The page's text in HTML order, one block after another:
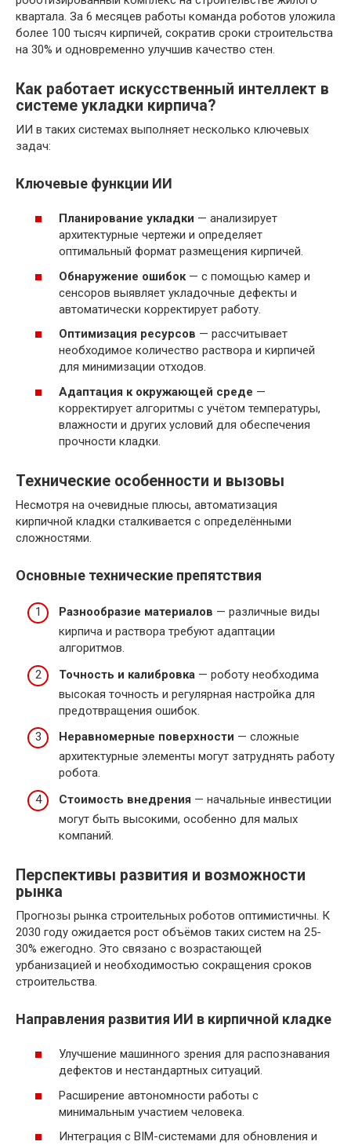
квартала. За 6 месяцев работы команда роботов уложила
более 100 тысяч кирпичей, сократив сроки строительства
на 30% и одновременно улучшив качество стен.
Как работает искусственный интеллект в
системе укладки кирпича?
ИИ в таких системах выполняет несколько ключевых
задач:
Ключевые функции ИИ
Планирование укладки — анализирует
архитектурные чертежи и определяет
оптимальный формат размещения кирпичей.
Обнаружение ошибок— с помощью камер и
сенсоров выявляет укладочные дефекты и
автоматически корректирует работу.
Оптимизация ресурсов — рассчитывает
необходимое количество раствора и кирпичей
для минимизации отходов.
Адаптация к окружающей среде —
корректирует алгоритмы с учётом температуры,
влажности и других условий для обеспечения
прочности кладки.
Технические особенности и вызовы
Несмотря на очевидные плюсы, автоматизация
кирпичной кладки сталкивается с определёнными
сложностями.
Основные технические препятствия
Разнообразие материалов — различные виды
кирпича и раствора требуют адаптации
алгоритмов.
Точность и калибровка — роботу необходима
высокая точность и регулярная настройка для
предотвращения ошибок.
Неравномерные поверхности — сложные
архитектурные элементы могут затруднять работу
робота.
Стоимость внедрения — начальные инвестиции
могут быть высокими, особенно для малых
компаний.
Перспективы развития и возможности
рынка
Прогнозы рынка строительных роботов оптимистичны. К
2030 году ожидается рост объёмов таких систем на 25-
30% ежегодно. Это связано с возрастающей
урбанизацией и необходимостью сокращения сроков
строительства.
Направления развития ИИ в кирпичной кладке
Улучшение машинного зрения для распознавания
дефектов и нестандартных ситуаций.
Расширение автономности работы с
минимальным участием человека.
Интеграция с BIM-системами для обновления и